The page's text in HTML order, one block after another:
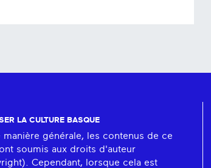
LA CULTURE BASQUE
manière générale, les contenus de ce
soumis aux droits d'auteur
Cependant, lorsque cela est